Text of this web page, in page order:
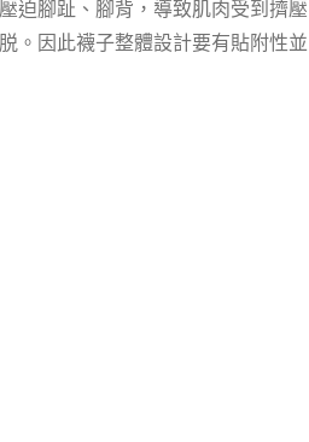
迫腳趾、腳背，導致肌肉受到擠壓
。因此襪子整體設計要有貼附性並